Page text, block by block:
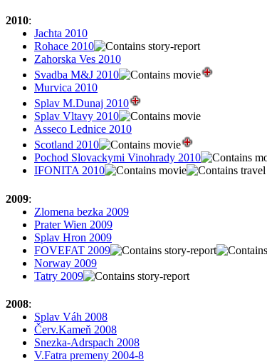
2010:
Jachta 2010
Rohace 2010
Zahorska Ves 2010
Svadba M&J 2010
Murvica 2010
Splav M.Dunaj 2010
Splav Vltavy 2010
Asseco Lednice 2010
Scotland 2010
Pochod Slovackymi Vinohrady 2010
IFONITA 2010
2009:
Zlomena bezka 2009
Prater Wien 2009
Splav Hron 2009
FOVEFAT 2009
Norway 2009
Tatry 2009
2008:
Splav Váh 2008
Červ.Kameň 2008
Snezka-Adrspach 2008
V.Fatra premeny 2004-8